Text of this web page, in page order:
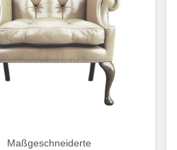
Maßgeschneiderte